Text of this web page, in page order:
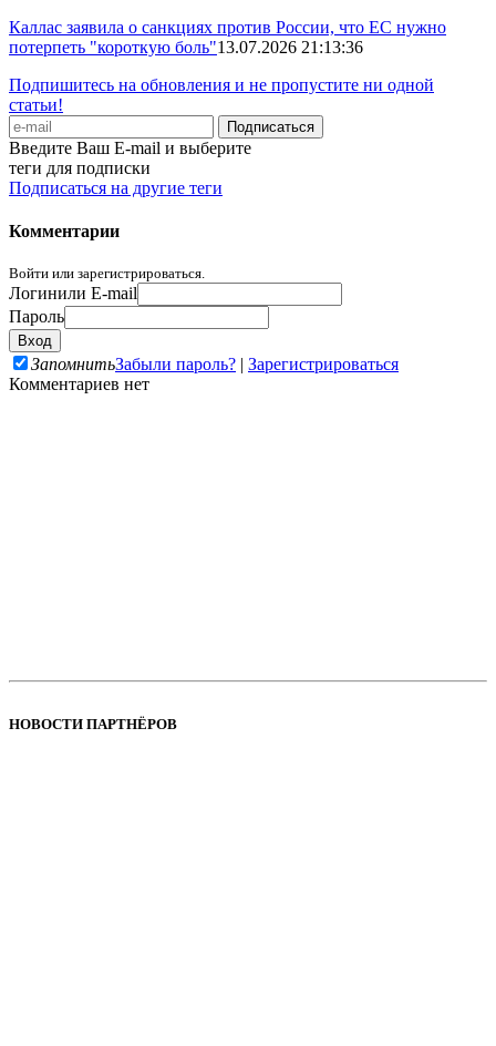
Каллас заявила о санкциях против России, что ЕС нужно
потерпеть "короткую боль"13.07.2026 21:13:36
Подпишитесь на обновления и не пропустите ни одной
статьи!
Введите Ваш E-mail и выберите
теги для подписки
Подписаться на другие теги
Комментарии
Войти или зарегистрироваться.
Логинили E-mail
Пароль
ЗапомнитьЗабыли пароль? | Зарегистрироваться
Комментариев нет
НОВОСТИ ПАРТНЁРОВ